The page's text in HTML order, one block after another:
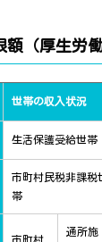
（厚生労働
世帯の収入状況
生活保護受給世帯
市町村民税非課税
帯
市町村
通所施